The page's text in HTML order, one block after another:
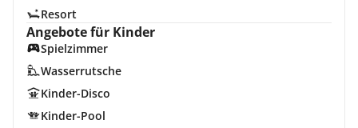
Resort
Angebote für Kinder
Spielzimmer
Wasserrutsche
Kinder-Disco
Kinder-Pool